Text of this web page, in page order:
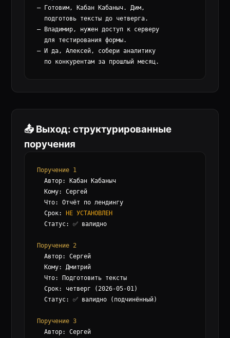
— Готовим, Кабан Кабаныч. Дим,
  подготовь тексты до четверга.
— Владимир, нужен доступ к серверу
  для тестирования формы.
— И да, Алексей, собери аналитику
📤 Выход: структурированные
поручения
Поручение 1
  Автор: Кабан Кабаныч
  Кому: Сергей
  Что: Отчёт по лендингу
  Срок:
НЕ УСТАНОВЛЕН
  Статус: ✅ валидно
Поручение 2
  Автор: Сергей
  Кому: Дмитрий
  Что: Подготовить тексты
  Срок: четверг (2026-05-01)
  Статус: ✅ валидно (подчинённый)
Поручение 3
  Автор: Сергей